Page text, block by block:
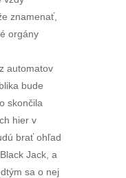
znamenať,
orgány
automatov
bude
skončila
hier v
brať ohľad
Jack, a
sa o nej